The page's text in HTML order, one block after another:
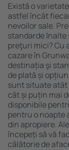
Există o
astfel încât
nevoilor sale.
standarde
preţuri mici? Cu
cazare în
destinația şi
de plată și
sunt situate atât
cât și puțin mai
disponibile
pentru o noapte
din apropiere.
începeți să vă
călătorie de